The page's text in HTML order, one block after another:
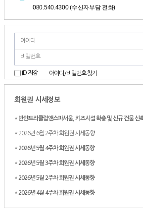
080.540.4300 (수신자부담 전화)
ID 저장 아이디/비밀번호 찾기
회원권 시세정보
* 반얀트리클럽앤스파서울, 키즈시설 확충 및 신규 건물 신
* 2026년 6월 2주차 회원권 시세동향
* 2026년 5월 4주차 회원권 시세동향
* 2026년 5월 3주차 회원권 시세동향
* 2026년 5월 2주차 회원권 시세동향
* 2026년 4월 4주차 회원권 시세동향